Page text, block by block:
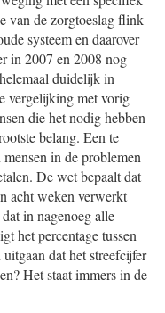
van de zorgtoeslag flink
systeem en daarover
in 2007 en 2008 nog
duidelijk in
vergelijking met vorig
die het nodig hebben
belang. Een te
in de problemen
De wet bepaalt dat
acht weken verwerkt
in nagenoeg alle
het percentage tussen
dat het streefcijfer
Het staat immers in de